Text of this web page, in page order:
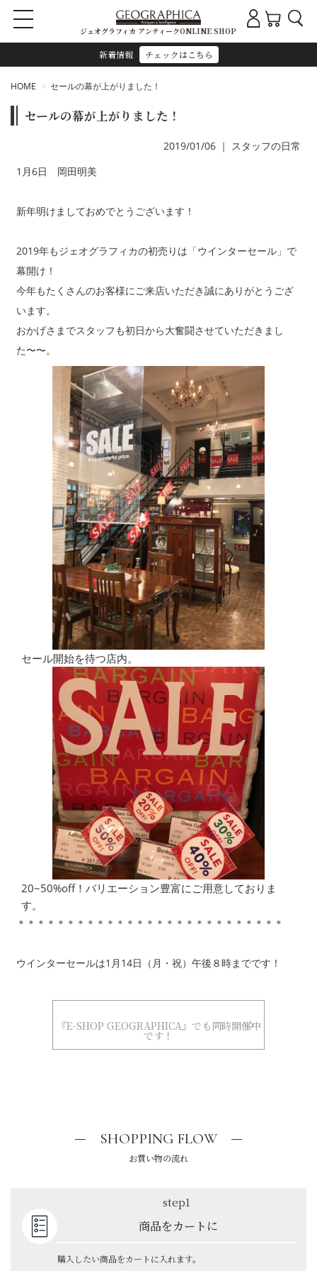
新着情報 チェックはこちら
ジェオグラフィカ アンティークONLINE SHOP
HOME セールの幕が上がりました！
セールの幕が上がりました！
2019/01/06 ｜ スタッフの日常
1月6日 岡田明美
新年明けましておめでとうございます！
2019年もジェオグラフィカの初売りは「ウインターセール」で
幕開け！
今年もたくさんのお客様にご来店いただき誠にありがとうござ
います。
おかげさまでスタッフも初日から大奮闘させていただきまし
た〜〜。
セール開始を待つ店内。
20~50%off！バリエーション豊富にご用意しておりま
す。
＊＊＊＊＊＊＊＊＊＊＊＊＊＊＊＊＊＊＊＊＊＊＊＊＊＊＊
ウインターセールは1月14日（月・祝）午後８時までです！
『E-SHOP GEOGRAPHICA』でも同時開催中
です！
SHOPPING FLOW
お買い物の流れ
step1
商品をカートに
購入したい商品をカートに入れます。